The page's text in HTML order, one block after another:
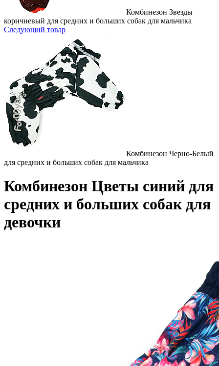
Комбинезон Звезды
коричневый для средних и больших собак для мальчика
Следующий товар
Комбинезон Черно-Белый
для средних и больших собак для мальчика
Комбинезон Цветы синий для
средних и больших собак для
девочки